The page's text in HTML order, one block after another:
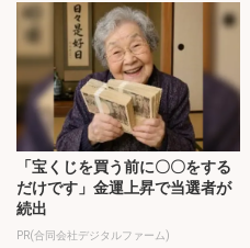
「宝くじを買う前に〇〇をする
だけです」金運上昇で当選者が
続出
PR(合同会社デジタルファーム)